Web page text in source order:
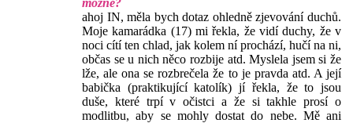
možné?
ahoj IN, měla bych dotaz ohledně zjevování duchů.
Moje kamarádka (17) mi řekla, že vidí duchy, že v
noci cítí ten chlad, jak kolem ní prochází, hučí na ni,
občas se u nich něco rozbije atd. Myslela jsem si že
lže, ale ona se rozbrečela že to je pravda atd. A její
babička (praktikující katolík) jí řekla, že to jsou
duše, které trpí v očistci a že si takhle prosí o
modlitbu, aby se mohly dostat do nebe. Mě ani